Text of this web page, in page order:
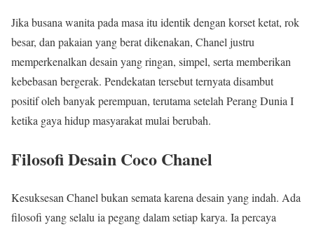
Jika busana wanita pada masa itu identik dengan korset ketat, rok
besar, dan pakaian yang berat dikenakan, Chanel justru
memperkenalkan desain yang ringan, simpel, serta memberikan
kebebasan bergerak. Pendekatan tersebut ternyata disambut
positif oleh banyak perempuan, terutama setelah Perang Dunia I
ketika gaya hidup masyarakat mulai berubah.
Filosofi Desain Coco Chanel
Kesuksesan Chanel bukan semata karena desain yang indah. Ada
filosofi yang selalu ia pegang dalam setiap karya. Ia percaya